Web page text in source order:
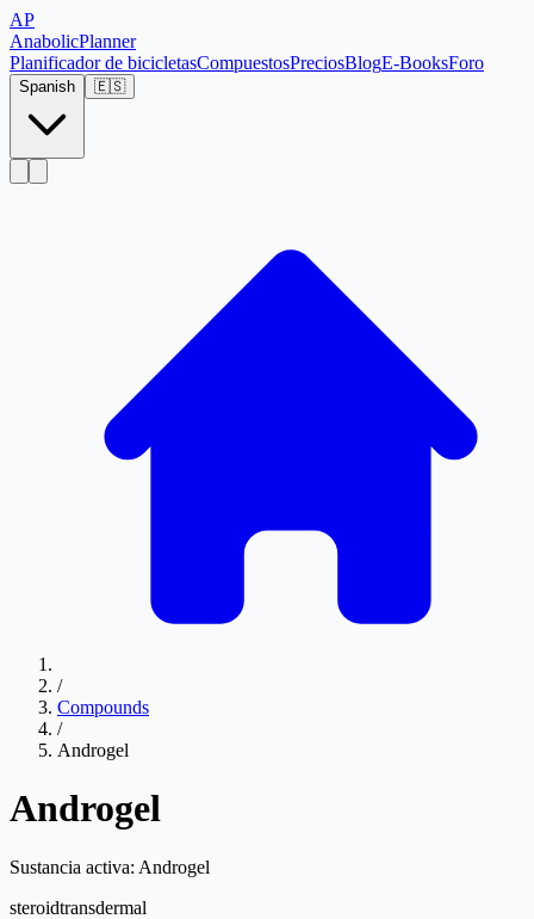
AP
AnabolicPlanner
Planificador de bicicletasCompuestosPreciosBlogE-BooksForo
Spanish 🇪🇸
/
Compounds
/
Androgel
Androgel
Sustancia activa: Androgel
steroidtransdermal